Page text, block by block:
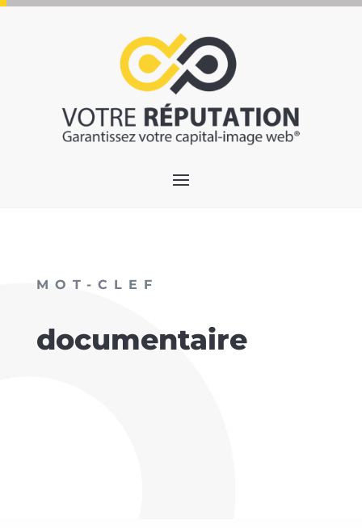
MOT-CLEF
documentaire